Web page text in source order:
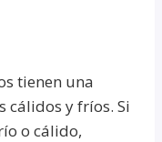
tienen una
cálidos y fríos. Si
o cálido,